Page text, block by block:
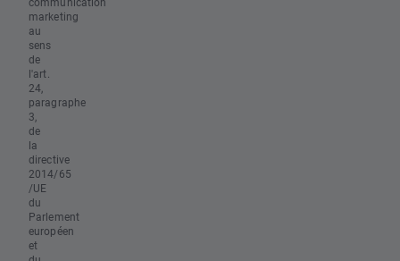
marketing
au
sens
de
l'art.
24,
paragraphe
3,
de
la
directive
2014/65
/UE
du
Parlement
européen
et